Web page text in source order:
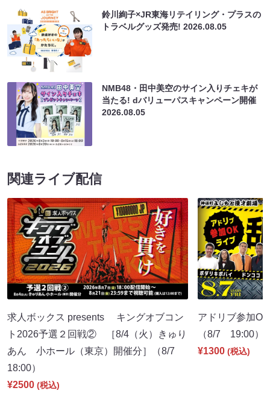
鈴川絢子×JR東海リテイリング・プラスの
トラベルグッズ発売!2026.08.05
NMB48・田中美空のサイン入りチェキが
当たる! dバリューパスキャンペーン開催
2026.08.05
関連ライブ配信
求人ボックス presents キングオブコン
ト2026予選２回戦② ［8/4（火）きゅり
あん 小ホール（東京）開催分］（8/7
18:00）
¥2500 (税込)
アドリブ参加
（8/7 19:00）
¥1300 (税込)